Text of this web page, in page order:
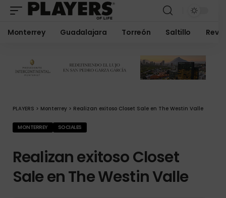
Monterrey Guadalajara Torreón Saltillo
PLAYERS > Monterrey > Realizan exitoso Closet Sale en The Westin Valle
MONTERREY SOCIALES
Realizan exitoso Closet
Sale en The Westin Valle